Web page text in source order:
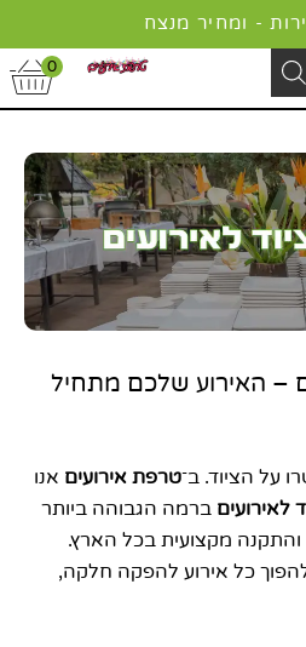
- ומחיר מנצח
0
– האירוע שלכם מתחיל
על הציוד. ב־טרפת אירועים אנו
לאירועים ברמה הגבוהה ביותר
והתקנה מקצועית בכל הארץ.
כל אירוע להפקה חלקה,